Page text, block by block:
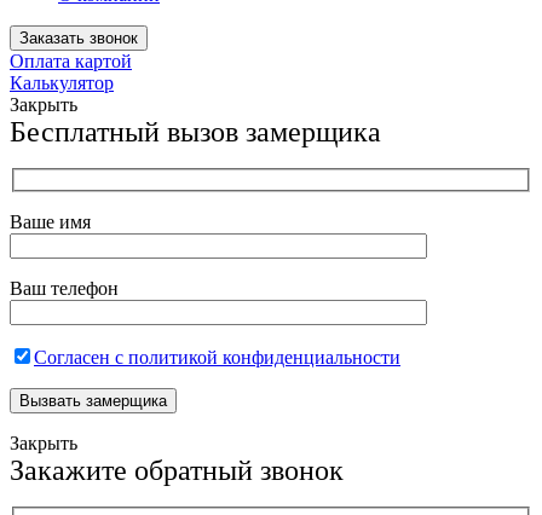
Заказать звонок
Оплата картой
Калькулятор
Закрыть
Бесплатный вызов замерщика
Ваше имя
Ваш телефон
Согласен с политикой конфиденциальности
Закрыть
Закажите обратный звонок